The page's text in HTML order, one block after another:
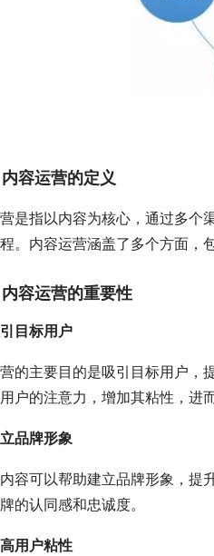
容运营的定义
是指以内容为核心，通过多个
。内容运营涵盖了多个方面，
容运营的重要性
目标用户
的主要目的是吸引目标用户，
户的注意力，增加其粘性，进
品牌形象
容可以帮助建立品牌形象，提
的认同感和忠诚度。
用户粘性